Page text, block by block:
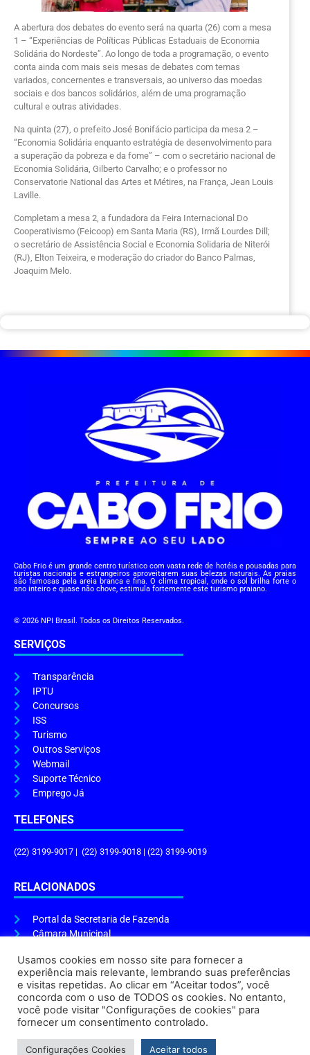
A abertura dos debates do evento será na quarta (26) com a mesa
1 – “Experiências de Políticas Públicas Estaduais de Economia
Solidária do Nordeste”. Ao longo de toda a programação, o evento
conta ainda com mais seis mesas de debates com temas
variados, concernentes e transversais, ao universo das moedas
sociais e dos bancos solidários, além de uma programação
cultural e outras atividades.
Na quinta (27), o prefeito José Bonifácio participa da mesa 2 –
“Economia Solidária enquanto estratégia de desenvolvimento para
a superação da pobreza e da fome” – com o secretário nacional de
Economia Solidária, Gilberto Carvalho; e o professor no
Conservatorie National das Artes et Métires, na França, Jean Louis
Laville.
Completam a mesa 2, a fundadora da Feira Internacional Do
Cooperativismo (Feicoop) em Santa Maria (RS), Irmã Lourdes Dill;
o secretário de Assistência Social e Economia Solidaria de Niterói
(RJ), Elton Teixeira, e moderação do criador do Banco Palmas,
Joaquim Melo.
Cabo Frio é um grande centro turístico com vasta rede de hotéis e pousadas para
turistas nacionais e estrangeiros aproveitarem suas belezas naturais. As praias
são famosas pela areia branca e fina. O clima tropical, onde o sol brilha forte o
ano inteiro e quase não chove, estimula fortemente este turismo praiano.
© 2026 NPI Brasil. Todos os Direitos Reservados.
SERVIÇOS
Transparência
IPTU
Concursos
ISS
Turismo
Outros Serviços
Webmail
Suporte Técnico
Emprego Já
TELEFONES
(22) 3199-9017 | (22) 3199-9018 | (22) 3199-9019
RELACIONADOS
Portal da Secretaria de Fazenda
Câmara Municipal
ENDEREÇO E HORÁRIO
Endereço:Praça Tiradentes, s/n – Centro, Cabo Frio – RJ, 28906-290
Atendimento do Protocolo Geral da Prefeitura:9h às 16h
Horário de Funcionamento:8h às 17h
Usamos cookies em nosso site para fornecer a
experiência mais relevante, lembrando suas preferências
e visitas repetidas. Ao clicar em “Aceitar todos”, você
concorda com o uso de TODOS os cookies. No entanto,
você pode visitar "Configurações de cookies" para
fornecer um consentimento controlado.
Configurações Cookies Aceitar todos